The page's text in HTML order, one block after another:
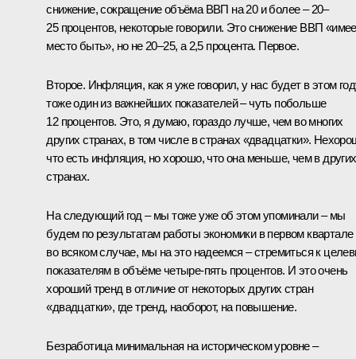
снижение, сокращение объёма ВВП на 20 и более – 20–
25 процентов, некоторые говорили. Это снижение ВВП
место быть», но не 20–25, а 2,5 процента. Первое.
Второе. Инфляция, как я уже говорил, у нас будет в этом
тоже один из важнейших показателей – чуть побольше
12 процентов. Это, я думаю, гораздо лучше, чем во многих
других странах, в том числе в странах «двадцатки».
что есть инфляция, но хорошо, что она меньше, чем в других
странах.
На следующий год – мы тоже уже об этом упоминали – мы
будем по результатам работы экономики в первом квартале
во всяком случае, мы на это надеемся – стремиться к
показателям в объёме четыре-пять процентов. И это очень
хороший тренд в отличие от некоторых других стран
«двадцатки», где тренд, наоборот, на повышение.
Безработица минимальная на историческом уровне –